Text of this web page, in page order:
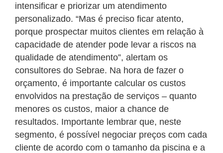
intensificar e priorizar um atendimento
personalizado. “Mas é preciso ficar atento,
porque prospectar muitos clientes em relação à
capacidade de atender pode levar a riscos na
qualidade de atendimento”, alertam os
consultores do Sebrae. Na hora de fazer o
orçamento, é importante calcular os custos
envolvidos na prestação de serviços – quanto
menores os custos, maior a chance de
resultados. Importante lembrar que, neste
segmento, é possível negociar preços com cada
cliente de acordo com o tamanho da piscina e a